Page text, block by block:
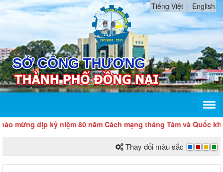
Tiếng Việt English
dịp kỷ niệm 80 năm Cách mạng tháng Tám và Quốc khánh
Thay đổi màu sắc